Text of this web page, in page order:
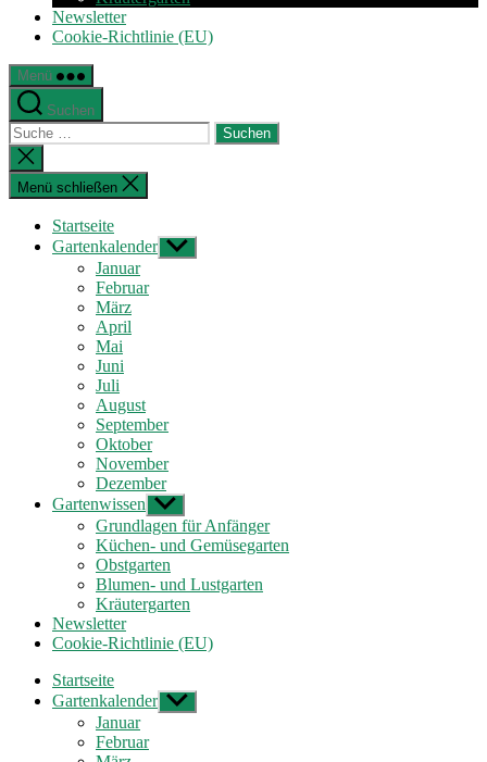
Newsletter
Cookie-Richtlinie (EU)
Menü
Suchen
Suche
nach:
Suche
schließen
Menü schließen
Startseite
Gartenkalender Untermenü
anzeigen
Januar
Februar
März
April
Mai
Juni
Juli
August
September
Oktober
November
Dezember
Gartenwissen Untermenü
anzeigen
Grundlagen für Anfänger
Küchen- und Gemüsegarten
Obstgarten
Blumen- und Lustgarten
Kräutergarten
Newsletter
Cookie-Richtlinie (EU)
Startseite
Gartenkalender Untermenü
anzeigen
Januar
Februar